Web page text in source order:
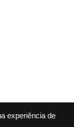
experiência de